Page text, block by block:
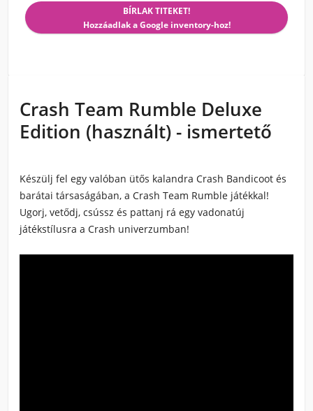
BÍRLAK TITEKET!
Hozzáadlak a Google inventory-hoz!
Crash Team Rumble Deluxe
Edition (használt) - ismertető
Készülj fel egy valóban ütős kalandra Crash Bandicoot és
barátai társaságában, a Crash Team Rumble játékkal!
Ugorj, vetődj, csússz és pattanj rá egy vadonatúj
játékstílusra a Crash univerzumban!